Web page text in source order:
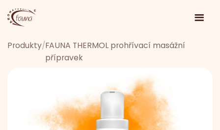
Produkty/FAUNA THERMOL prohřívací masážní
přípravek